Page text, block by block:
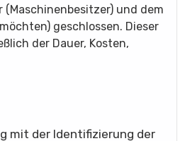
und dem
geschlossen. Dieser
der Dauer, Kosten,
mit der Identifizierung der